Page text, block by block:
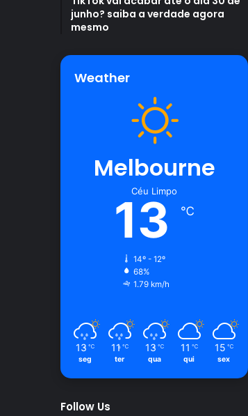
junho? saiba a verdade agora
mesmo
Weather
Melbourne
Céu Limpo
13 ℃
14º - 12º
68%
1.79 km/h
13 ℃
seg
11 ℃
ter
13 ℃
qua
11 ℃
qui
15 ℃
sex
Follow Us